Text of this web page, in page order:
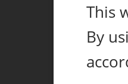
This
By